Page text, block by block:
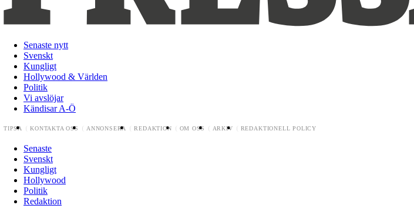
Senaste nytt
Svenskt
Kungligt
Hollywood & Världen
Politik
Vi avslöjar
Kändisar A-Ö
TIPSA KONTAKTA OSS ANNONSERA REDAKTION OM OSS ARKIV REDAKTIONELL POLICY
Senaste
Svenskt
Kungligt
Hollywood
Politik
Redaktion